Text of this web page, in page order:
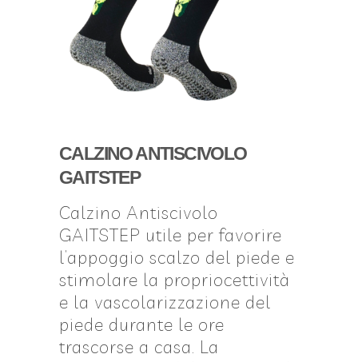
CALZINO ANTISCIVOLO
GAITSTEP
Calzino Antiscivolo
GAITSTEP utile per favorire
l’appoggio scalzo del piede e
stimolare la propriocettività
e la vascolarizzazione del
piede durante le ore
trascorse a casa. La